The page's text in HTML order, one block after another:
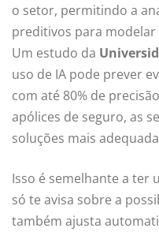
o setor, permitindo a
preditivos para
Um estudo da
uso de IA pode prever
com até 80% de
apólices de seguro, as
soluções mais
Isso é semelhante a ter
só te avisa sobre a
também ajusta